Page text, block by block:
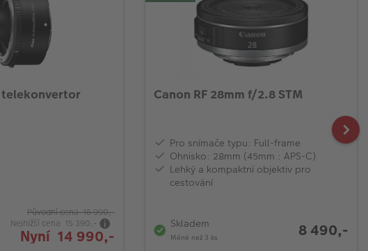
telekonvertor
Původní cena 16 990,-
Nejnižší cena 15 390,-
Nyní 14 990,-
Canon RF 28mm f/2.8 STM
Pro snímače typu: Full-frame
Ohnisko: 28mm (45mm : APS-C)
Lehký a kompaktní objektiv pro
cestování
Skladem
Méně než 3 ks 8 490,-